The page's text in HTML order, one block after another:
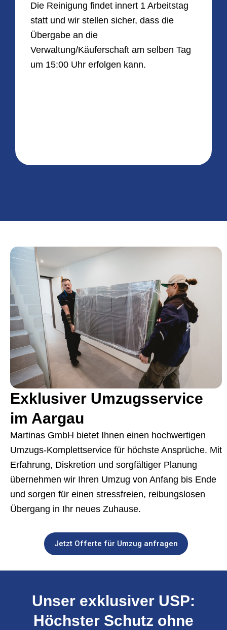
Die Reinigung findet innert 1 Arbeitstag
statt und wir stellen sicher, dass die
Übergabe an die
Verwaltung/Käuferschaft am selben Tag
um 15:00 Uhr erfolgen kann.
Exklusiver Umzugsservice
im Aargau
Martinas GmbH bietet Ihnen einen hochwertigen
Umzugs-Komplettservice für höchste Ansprüche. Mit
Erfahrung, Diskretion und sorgfältiger Planung
übernehmen wir Ihren Umzug von Anfang bis Ende
und sorgen für einen stressfreien, reibungslosen
Übergang in Ihr neues Zuhause.
Jetzt Offerte für Umzug anfragen
Unser exklusiver USP:
Höchster Schutz ohne